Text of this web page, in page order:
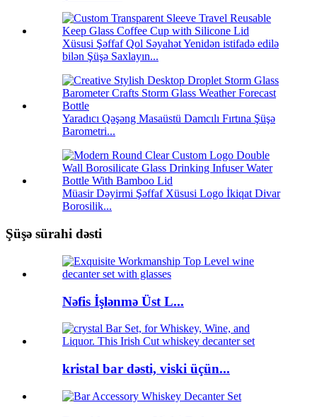
Xüsusi Şəffaf Qol Səyahət Yenidən istifadə edilə
bilən Şüşə Saxlayın...
Yaradıcı Qəşəng Masaüstü Damcılı Fırtına Şüşə
Barometri...
Müasir Dəyirmi Şəffaf Xüsusi Logo İkiqat Divar
Borosilik...
Şüşə sürahi dəsti
Nəfis İşlənmə Üst L...
kristal bar dəsti, viski üçün...